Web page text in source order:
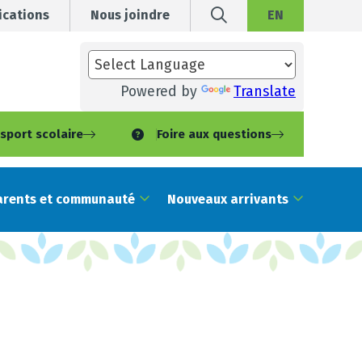
Nous joindre EN
Powered by Translate
scolaire Foire aux questions
et communauté Nouveaux arrivants